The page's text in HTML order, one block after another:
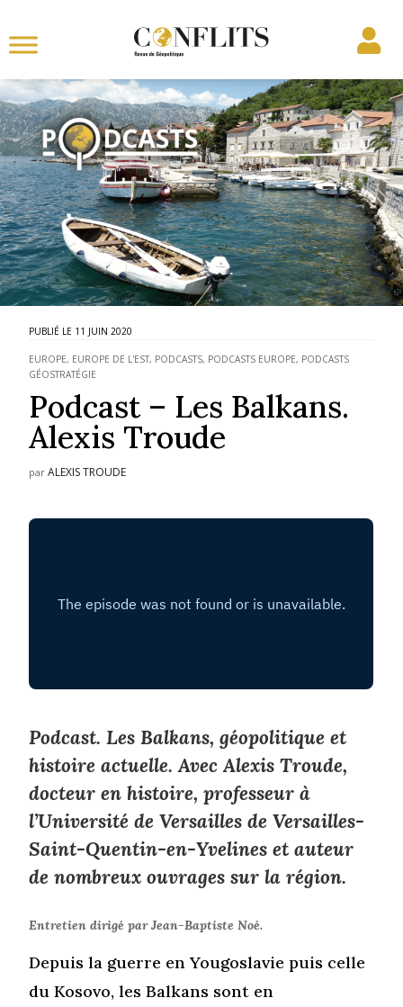
11 JUIN 2020
EUROPE, EUROPE DE L'EST, PODCASTS, PODCASTS EUROPE, PODCASTS
GÉOSTRATÉGIE
Podcast – Les Balkans.
Alexis Troude
parALEXIS TROUDE
Podcast. Les Balkans, géopolitique et
histoire actuelle. Avec Alexis Troude,
docteur en histoire, professeur à
l’Université de Versailles de Versailles-
Saint-Quentin-en-Yvelines et auteur
de nombreux ouvrages sur la région.
Entretien dirigé par Jean-Baptiste Noé.
Depuis la guerre en Yougoslavie puis celle
du Kosovo, les Balkans sont en